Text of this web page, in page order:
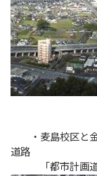
・麦島校区と金
道路
「都市計画道